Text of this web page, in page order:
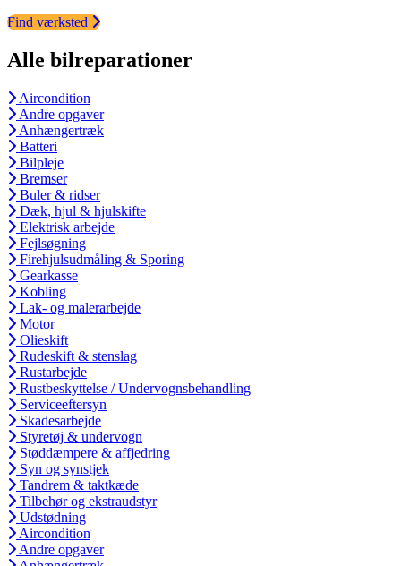
Find værksted
Alle bilreparationer
Aircondition
Andre opgaver
Anhængertræk
Batteri
Bilpleje
Bremser
Buler & ridser
Dæk, hjul & hjulskifte
Elektrisk arbejde
Fejlsøgning
Firehjulsudmåling & Sporing
Gearkasse
Kobling
Lak- og malerarbejde
Motor
Olieskift
Rudeskift & stenslag
Rustarbejde
Rustbeskyttelse / Undervognsbehandling
Serviceeftersyn
Skadesarbejde
Styretøj & undervogn
Støddæmpere & affjedring
Syn og synstjek
Tandrem & taktkæde
Tilbehør og ekstraudstyr
Udstødning
Aircondition
Andre opgaver